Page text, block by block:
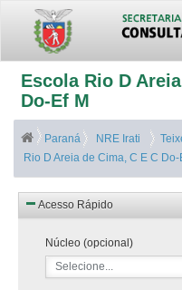
Escola Rio D
Do-Ef M
Paraná NRE Irati
Rio D Areia de Cima, C E C Do-
Acesso Rápido
Núcleo (opcional)
Selecione...